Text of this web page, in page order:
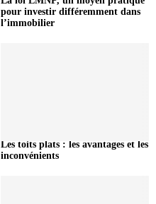
pour investir différemment dans
l’immobilier
Les toits plats : les avantages et les
inconvénients